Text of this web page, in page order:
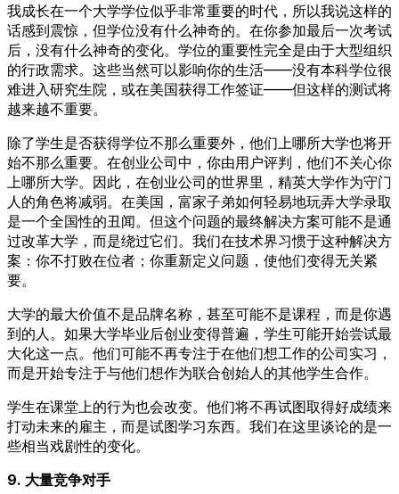
我成长在一个大学学位似乎非常重要的时代，所以我说这样的
话感到震惊，但学位没有什么神奇的。在你参加最后一次考试
后，没有什么神奇的变化。学位的重要性完全是由于大型组织
的行政需求。这些当然可以影响你的生活——没有本科学位很
难进入研究生院，或在美国获得工作签证——但这样的测试将
越来越不重要。
除了学生是否获得学位不那么重要外，他们上哪所大学也将开
始不那么重要。在创业公司中，你由用户评判，他们不关心你
上哪所大学。因此，在创业公司的世界里，精英大学作为守门
人的角色将减弱。在美国，富家子弟如何轻易地玩弄大学录取
是一个全国性的丑闻。但这个问题的最终解决方案可能不是通
过改革大学，而是绕过它们。我们在技术界习惯于这种解决方
案：你不打败在位者；你重新定义问题，使他们变得无关紧
要。
大学的最大价值不是品牌名称，甚至可能不是课程，而是你遇
到的人。如果大学毕业后创业变得普遍，学生可能开始尝试最
大化这一点。他们可能不再专注于在他们想工作的公司实习，
而是开始专注于与他们想作为联合创始人的其他学生合作。
学生在课堂上的行为也会改变。他们将不再试图取得好成绩来
打动未来的雇主，而是试图学习东西。我们在这里谈论的是一
些相当戏剧性的变化。
9. 大量竞争对手